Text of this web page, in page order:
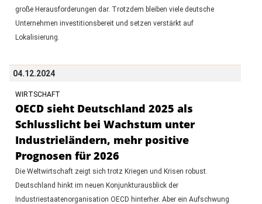
große Herausforderungen dar. Trotzdem bleiben viele deutsche
Unternehmen investitionsbereit und setzen verstärkt auf
Lokalisierung.
04.12.2024
WIRTSCHAFT
OECD sieht Deutschland 2025 als
Schlusslicht bei Wachstum unter
Industrieländern, mehr positive
Prognosen für 2026
Die Weltwirtschaft zeigt sich trotz Kriegen und Krisen robust.
Deutschland hinkt im neuen Konjunkturausblick der
Industriestaatenorganisation OECD hinterher. Aber ein Aufschwung